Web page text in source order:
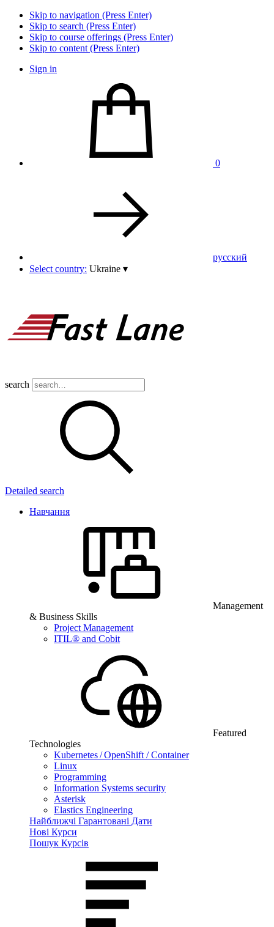
Skip to navigation (Press Enter)
Skip to search (Press Enter)
Skip to course offerings (Press Enter)
Skip to content (Press Enter)
Sign in
0
pусский
Select country: Ukraine ▾
search
Detailed search
Навчання
Management
& Business Skills
Project Management
ITIL® and Cobit
Featured
Technologies
Kubernetes / OpenShift / Container
Linux
Programming
Information Systems security
Asterisk
Elastics Engineering
Найближчі Гарантовані Дати
Нові Курси
Пошук Курсів